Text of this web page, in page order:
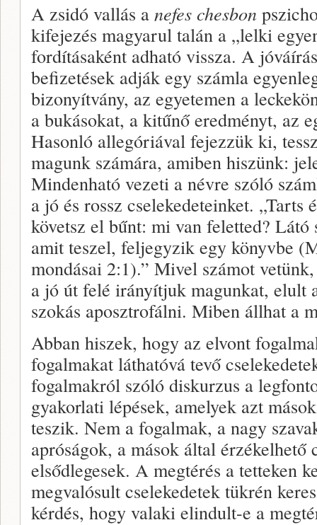
A zsidó vallás a nefes chesbon
kifejezés magyarul talán a „lelki
fordításaként adható vissza. A
befizetések adják egy számla
bizonyítvány, az egyetemen a
a bukásokat, a kitűnő eredményt, az
Hasonló allegóriával fejezzük ki,
magunk számára, amiben hiszünk:
Mindenható vezeti a névre szóló
a jó és rossz cselekedeteinket. „Tarts
követsz el bűnt: mi van feletted?
amit teszel, feljegyzik egy könyvbe
mondásai 2:1).” Mivel számot
a jó út felé irányítjuk magunkat, elult
szokás aposztrofálni. Miben állhat a
Abban hiszek, hogy az elvont
fogalmakat láthatóvá tevő
fogalmakról szóló diskurzus a
gyakorlati lépések, amelyek azt
teszik. Nem a fogalmak, a nagy
apróságok, a mások által érzékelhető
elsődlegesek. A megtérés a tetteken
megvalósult cselekedetek tükrén
kérdés, hogy valaki elindult-e a